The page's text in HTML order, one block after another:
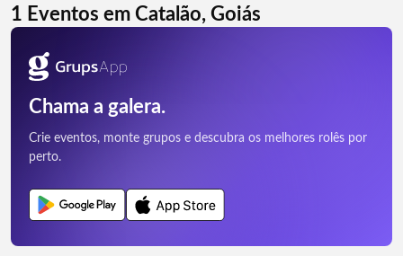
1 Eventos em Catalão, Goiás
Chama a galera.
Crie eventos, monte grupos e descubra os melhores rolês por
perto.